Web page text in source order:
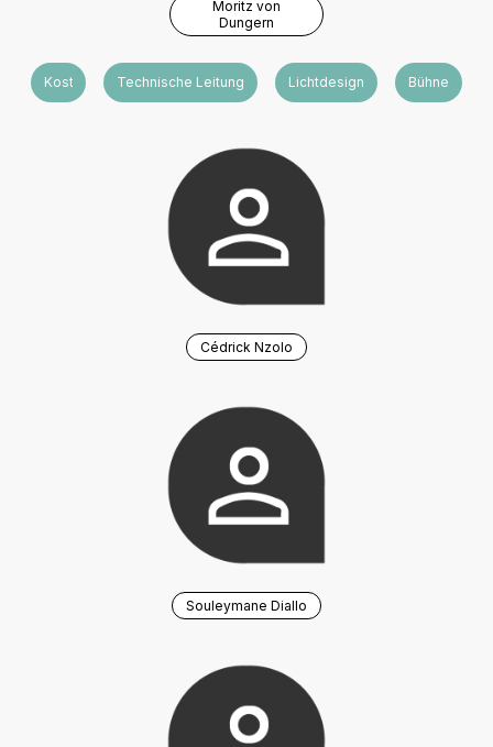
Moritz von
Dungern
Kostüm Technische Leitung Lichtdesign Bühne
Cédrick Nzolo
Souleymane Diallo